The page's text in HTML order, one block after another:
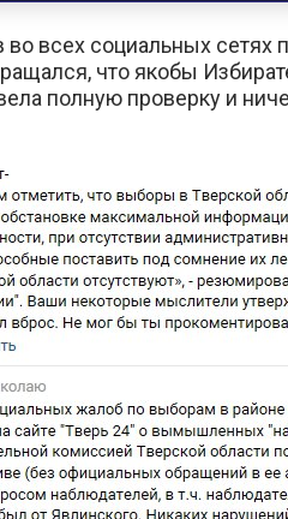
всех социальных сетях
что якобы
полную проверку и